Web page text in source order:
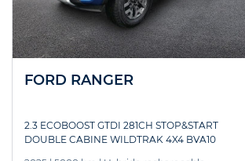
FORD RANGER
2.3 ECOBOOST GTDI 281CH STOP&START
DOUBLE CABINE WILDTRAK 4X4 BVA10